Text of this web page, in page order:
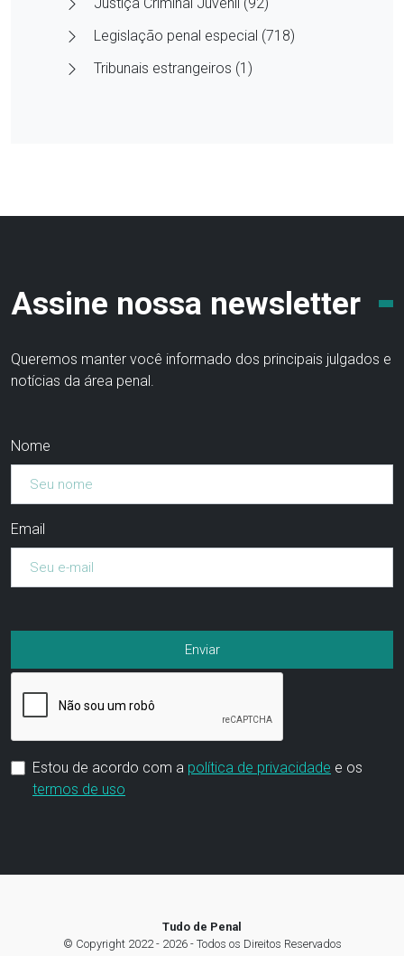
Legislação penal especial (718)
Tribunais estrangeiros (1)
Assine nossa newsletter
Queremos manter você informado dos principais julgados e
notícias da área penal.
Nome
Email
Estou de acordo com a política de privacidade e os
termos de uso
Tudo de Penal
© Copyright 2022 - 2026 - Todos os Direitos Reservados